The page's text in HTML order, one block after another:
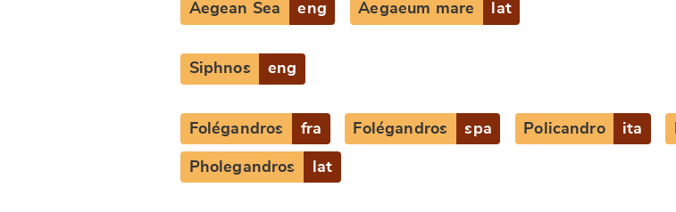
Aegean Sea eng Aegaeum mare lat
Siphnos eng
Folégandros fra Folégandros spa Policandro ita
Pholegandros lat
Change language